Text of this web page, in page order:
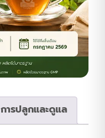
การปลูกและดูแล